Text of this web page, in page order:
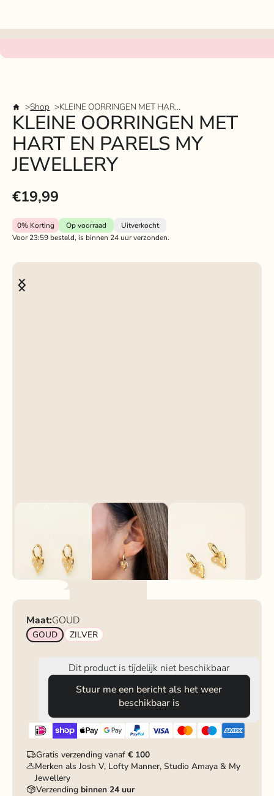
Shop KLEINE OORRINGEN MET HART EN PARELS MY JEWELLERY
KLEINE OORRINGEN MET
HART EN PARELS MY
JEWELLERY
€19,99
0%Korting Op voorraad
Uitverkocht
Voor 23:59 besteld, is binnen 24 uur verzonden.
Maat:GOUD
GOUD ZILVER
Dit product is tijdelijk niet beschikbaar
Stuur me een bericht als het weer
beschikbaar is
Gratis verzending vanaf€ 100
Merken als Josh V, Lofty Manner, Studio Amaya & My
Jewellery
Verzendingbinnen 24 uur